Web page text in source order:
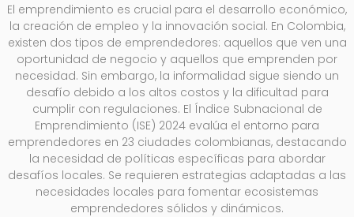
El emprendimiento es crucial para el desarrollo económico,
la creación de empleo y la innovación social. En Colombia,
existen dos tipos de emprendedores: aquellos que ven una
oportunidad de negocio y aquellos que emprenden por
necesidad. Sin embargo, la informalidad sigue siendo un
desafío debido a los altos costos y la dificultad para
cumplir con regulaciones. El Índice Subnacional de
Emprendimiento (ISE) 2024 evalúa el entorno para
emprendedores en 23 ciudades colombianas, destacando
la necesidad de políticas específicas para abordar
desafíos locales. Se requieren estrategias adaptadas a las
necesidades locales para fomentar ecosistemas
emprendedores sólidos y dinámicos.